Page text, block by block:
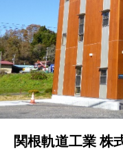
関根軌道工業 株